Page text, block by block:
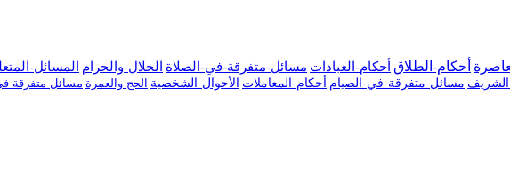
أحكام-الطلاق أحكام-العبادات مسائل-متفرقة-في-الصلاة الحلال-والحرام المسائل-
الشريف مسائل-متفرقة-في-الصيام أحكام-المعاملات الأحوال-الشخصية الحج-والعمرة مسائل-متفرقة-